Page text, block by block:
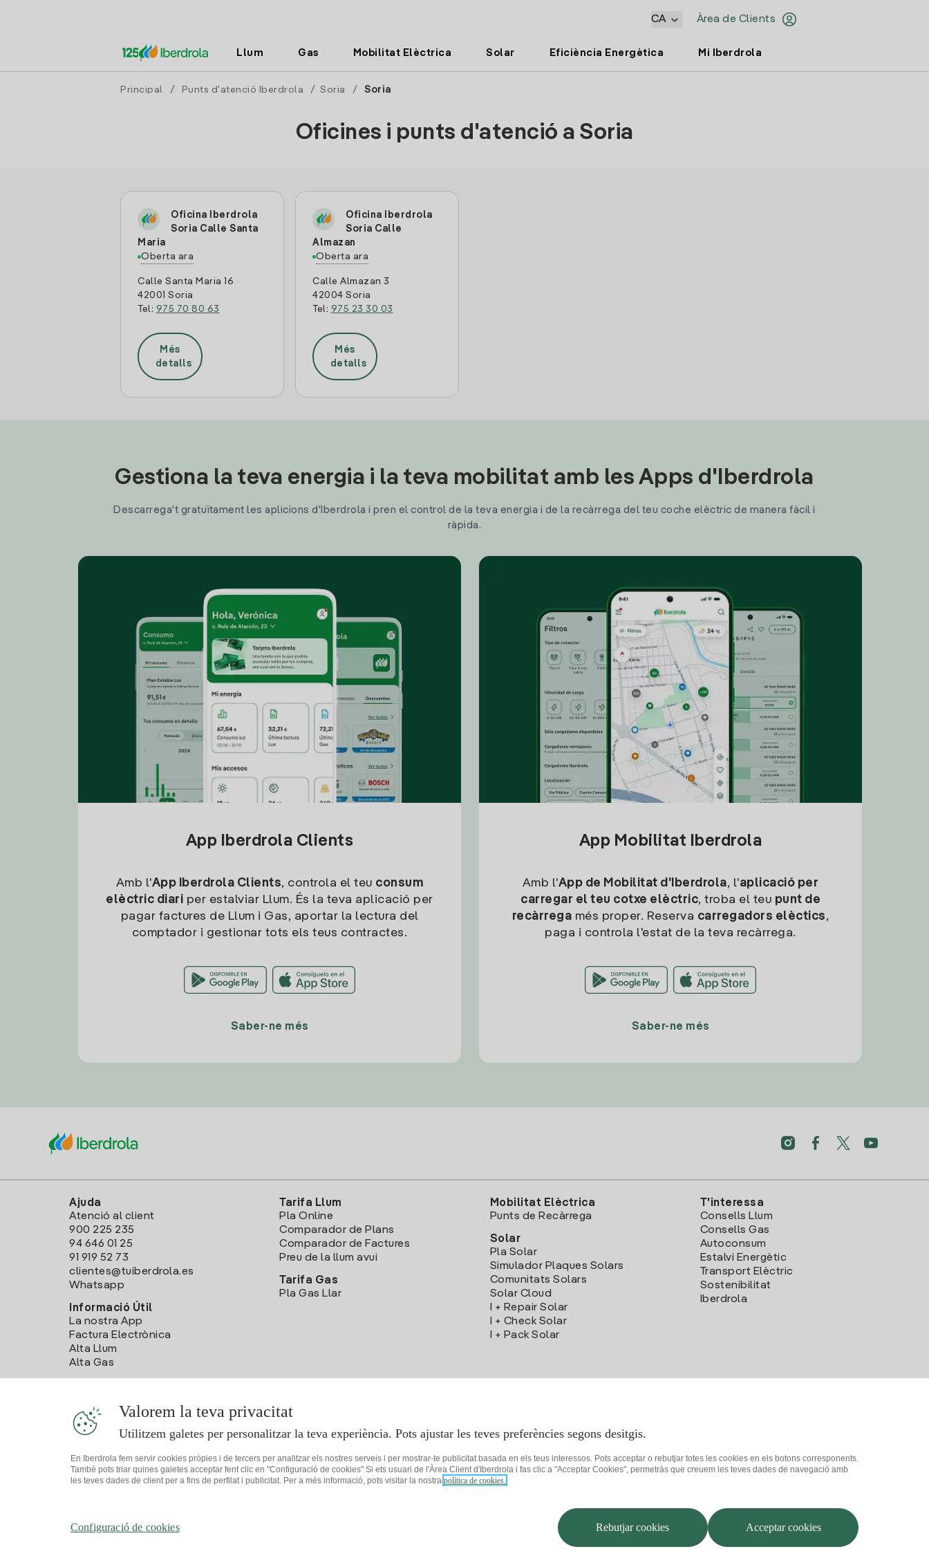
Àrea de Clients
CA
Llum Gas Mobilitat Elèctrica Solar Eficiència Energètica Mi Iberdrola
Principal / Punts d'atenció Iberdrola / Soria / Soria
Oficines i punts d'atenció a Soria
Oficina Iberdrola
Soria Calle Santa
Maria
Oberta ara
Calle Santa Maria 16
42001 Soria
Tel: 975 70 80 63
Més
detalls
Oficina Iberdrola
Soria Calle
Almazan
Oberta ara
Calle Almazan 3
42004 Soria
Tel: 975 23 30 03
Més
detalls
Gestiona la teva energia i la teva mobilitat amb les Apps d'Iberdrola
Descarrega't gratuïtament les aplicions d'Iberdrola i pren el control de la teva energia i de la recàrrega del teu coche elèctric de manera fàcil i
ràpida.
App Iberdrola Clients
Amb l'App Iberdrola Clients, controla el teu consum
elèctric diari per estalviar Llum. És la teva aplicació per
pagar factures de Llum i Gas, aportar la lectura del
comptador i gestionar tots els teus contractes.
Saber-ne més
App Mobilitat Iberdrola
Amb l'App de Mobilitat d'Iberdrola, l'aplicació per
carregar el teu cotxe elèctric, troba el teu punt de
recàrrega més proper. Reserva carregadors elèctics,
paga i controla l'estat de la teva recàrrega.
Saber-ne més
Ajuda
Atenció al client
900 225 235
94 646 01 25
91 919 52 73
clientes@tuiberdrola.es
Whatsapp
Informació Útil
La nostra App
Factura Electrònica
Alta Llum
Alta Gas
Tarifa Llum
Pla Online
Comparador de Plans
Comparador de Factures
Preu de la llum avui
Tarifa Gas
Pla Gas Llar
Mobilitat Elèctrica
Punts de Recàrrega
Solar
Pla Solar
Simulador Plaques Solars
Comunitats Solars
Solar Cloud
I + Repair Solar
I + Check Solar
I + Pack Solar
T'interessa
Consells Llum
Consells Gas
Autoconsum
Estalvi Energètic
Transport Elèctric
Sostenibilitat
Iberdrola
Valorem la teva privacitat
Utilitzem galetes per personalitzar la teva experiència. Pots ajustar les teves preferències segons desitgis.
En Iberdrola fem servir cookies pròpies i de tercers per analitzar els nostres serveis i per mostrar-te publicitat basada en els teus interessos. Pots acceptar o rebutjar totes les cookies en els botons corresponents.
També pots triar quines galetes acceptar fent clic en "Configuració de cookies" Si ets usuari de l'Àrea Client d'Iberdrola i fas clic a "Acceptar Cookies", permetràs que creuem les teves dades de navegació amb
les teves dades de client per a fins de perfilat i publicitat. Per a més informació, pots visitar la nostra política de cookies.
Configuració de cookies Rebutjar cookies Acceptar cookies